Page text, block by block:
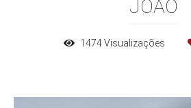
JOÃO
1474Visualizações